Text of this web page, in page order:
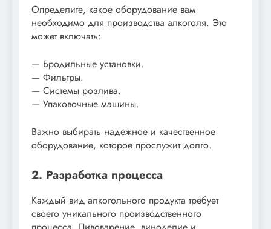
Определите, какое оборудование вам
необходимо для производства алкоголя. Это
может включать:
— Бродильные установки.
— Фильтры.
— Системы розлива.
— Упаковочные машины.
Важно выбирать надежное и качественное
оборудование, которое прослужит долго.
2. Разработка процесса
Каждый вид алкогольного продукта требует
своего уникального производственного